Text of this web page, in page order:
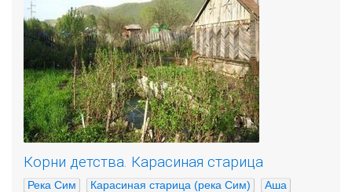
Корни детства. Карасиная старица
Река Сим Карасиная старица (река Сим)
Аша